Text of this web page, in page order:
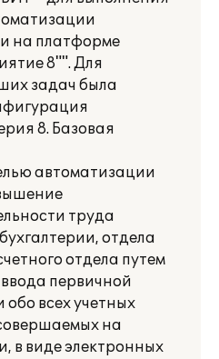
на платформе
8"". Для
задач была
8. Базовая
автоматизации
труда
отдела
отдела путем
первичной
всех учетных
на
в виде электронных